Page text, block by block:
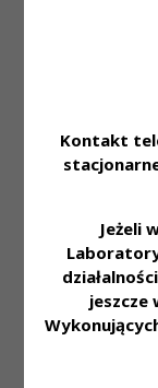
Kontakt
Jeżeli
jeszcze
obsłudze
·
· bardzo
podległego
·
Oferujemy:
· stabilne